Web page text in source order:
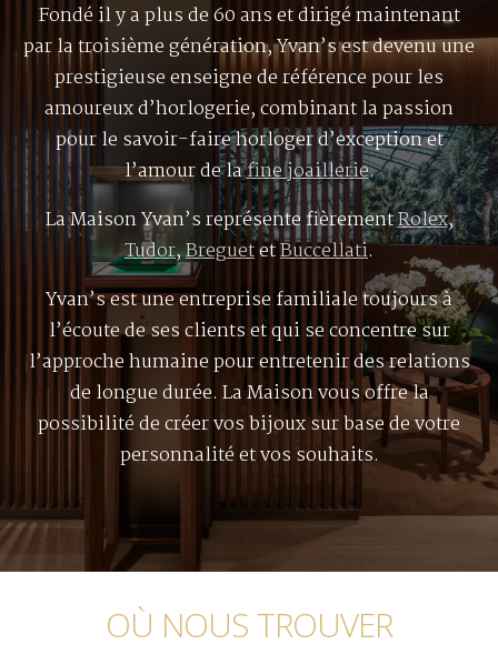
Fondé il y a plus de 60 ans et dirigé maintenant
par la troisième génération, Yvan’s est devenu une
prestigieuse enseigne de référence pour les
amoureux d’horlogerie, combinant la passion
pour le savoir-faire horloger d’exception et
l’amour de lafine joaillerie.
La Maison Yvan’s représente fièrementRolex,
Tudor,BreguetetBuccellati.
Yvan’s est une entreprise familiale toujours à
l’écoute de ses clients et qui se concentre sur
l’approche humaine pour entretenir des relations
de longue durée. La Maison vous offre la
possibilité de créer vos bijoux sur base de votre
personnalité et vos souhaits.
OÙ NOUS TROUVER